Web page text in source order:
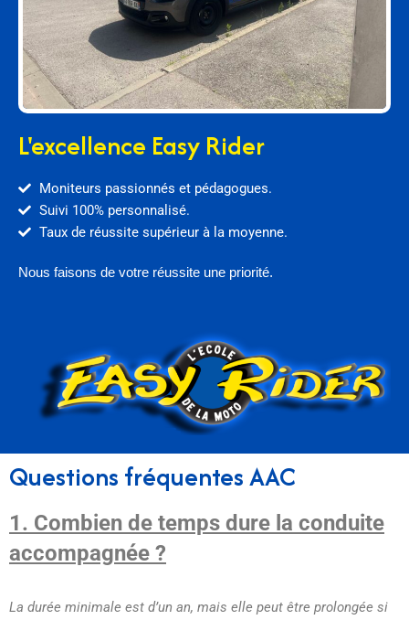
L'excellence Easy Rider
Moniteurs passionnés et pédagogues.
Suivi 100% personnalisé.
Taux de réussite supérieur à la moyenne.
Nous faisons de votre réussite une priorité.
Questions fréquentes AAC
1. Combien de temps dure la conduite
accompagnée ?
La durée minimale est d’un an, mais elle peut être prolongée si